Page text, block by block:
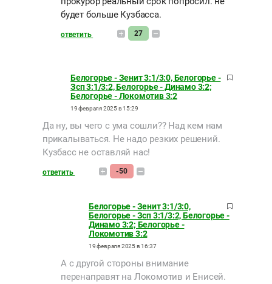
будет больше Кузбасса.
ответить 27
Белогорье - Зенит 3:1/3:0, Белогорье -
Зсп 3:1/3:2, Белогорье - Динамо 3:2;
Белогорье - Локомотив 3:2
19 февраля 2025 в 15:29
Да ну, вы чего с ума сошли?? Над кем нам
прикалываться. Не надо резких решений.
Кузбасс не оставляй нас!
ответить -50
Белогорье - Зенит 3:1/3:0,
Белогорье - Зсп 3:1/3:2, Белогорье -
Динамо 3:2; Белогорье -
Локомотив 3:2
19 февраля 2025 в 16:37
А с другой стороны внимание
перенаправят на Локомотив и Енисей.